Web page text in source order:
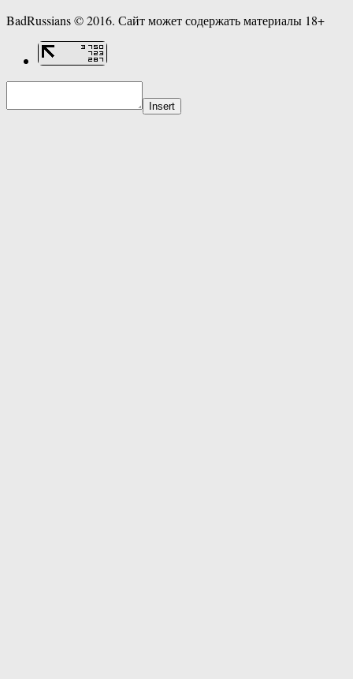
BadRussians © 2016. Сайт может содержать материалы 18+
Insert